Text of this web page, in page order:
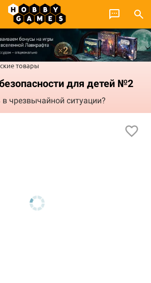
товары
для детей №2
чрезвычайной ситуации?